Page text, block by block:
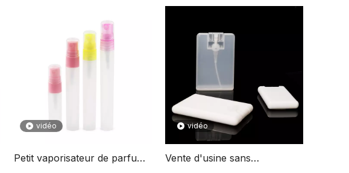
vidéo
Petit vaporisateur de parfum
vidéo
Vente d'usine sans